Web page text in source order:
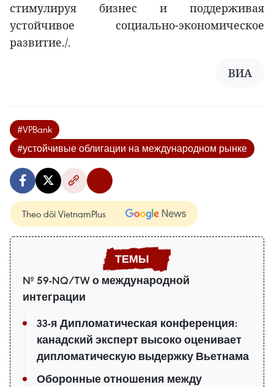
стимулируя бизнес и поддерживая
устойчивое социально-экономическое
развитие./.
ВИА
#VPBank
#устойчивые облигации на международном рынке
Theo dõi VietnamPlus
№ 59-NQ/TW о международной
интеграции
33-я Дипломатическая конференция:
канадский эксперт высоко оценивает
дипломатическую выдержку Вьетнама
Оборонные отношения между